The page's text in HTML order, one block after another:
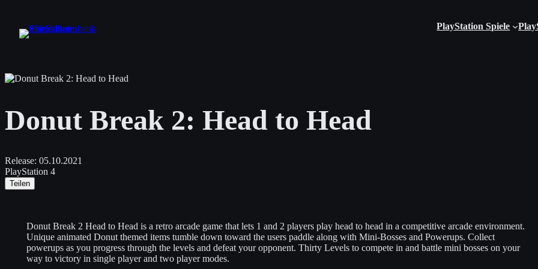
springen
PlayStation Spiele
Donut Break 2: Head to Head
Release: 05.10.2021
PlayStation 4
Teilen
Donut Break 2 Head to Head is a retro arcade game that lets 1 and 2 players play head to head in a competitive arcade environment.
Unique animated Donut themed items tumble down toward the users paddle along with Mini-Bosses and Powerups. Collect
powerups as you progress through the levels and defeat your opponent. Thirty Levels to compete in and battle mini bosses on your
way to victory in single player and two player modes.